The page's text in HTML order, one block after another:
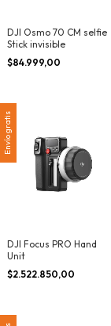
DJI Osmo 70 CM selfie
Stick invisible
$84.999,00
Envío gratis
DJI Focus PRO Hand
Unit
$2.522.850,00